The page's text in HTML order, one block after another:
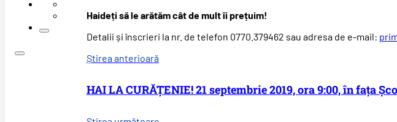
Haideți să le arătăm cât de mult îi prețuim!
Detalii și înscrieri la nr. de telefon 0770.379462 sau adresa de e-mail:
Știrea anterioară
HAI LA CURĂȚENIE! 21 septembrie 2019, ora 9:00, în fața